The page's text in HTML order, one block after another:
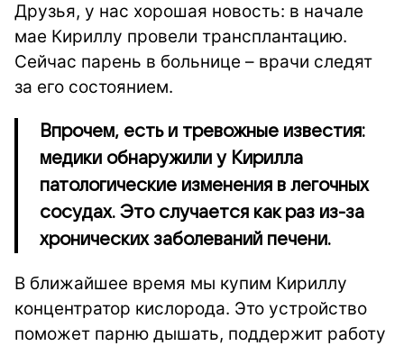
Друзья, у нас хорошая новость: в начале
мае Кириллу провели трансплантацию.
Сейчас парень в больнице – врачи следят
за его состоянием.
Впрочем, есть и тревожные известия:
медики обнаружили у Кирилла
патологические изменения в легочных
сосудах. Это случается как раз из-за
хронических заболеваний печени.
В ближайшее время мы купим Кириллу
концентратор кислорода. Это устройство
поможет парню дышать, поддержит работу